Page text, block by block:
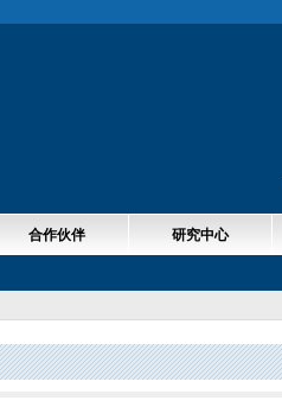
合作伙伴 研究中心